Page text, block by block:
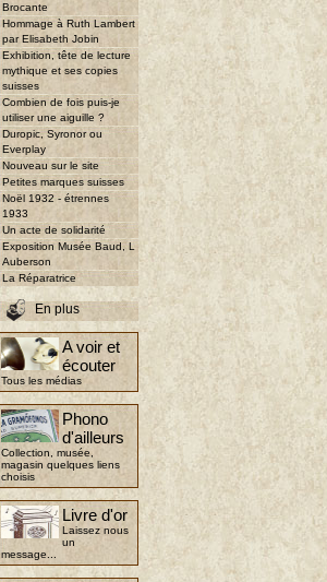
Brocante
Hommage à Ruth Lambert
par Elisabeth Jobin
Exhibition, tête de lecture
mythique et ses copies
suisses
Combien de fois puis-je
utiliser une aiguille ?
Duropic, Syronor ou
Everplay
Nouveau sur le site
Petites marques suisses
Noël 1932 - étrennes
1933
Un acte de solidarité
Exposition Musée Baud, L
Auberson
La Réparatrice
En plus
A voir et
écouter
Tous les médias
Phono
d'ailleurs
Collection, musée,
magasin quelques liens
choisis
Livre d'or
Laissez nous
un
message...